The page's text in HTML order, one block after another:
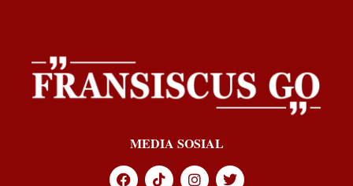
MEDIA SOSIAL